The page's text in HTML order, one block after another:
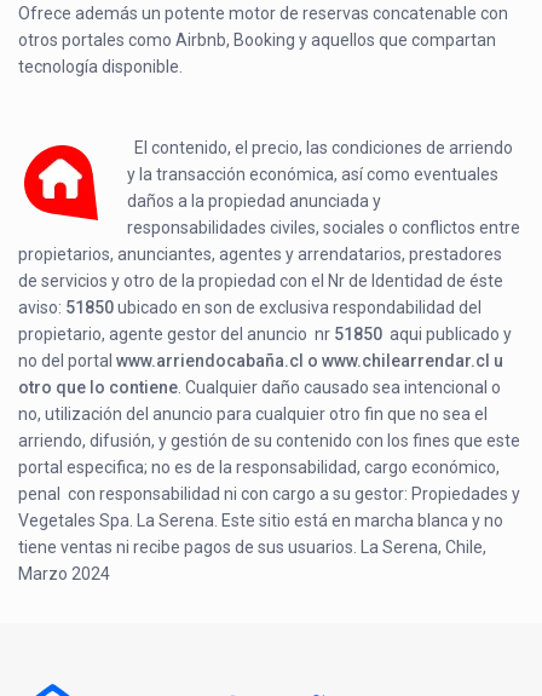
Ofrece además un potente motor de reservas concatenable con
otros portales como Airbnb, Booking y aquellos que compartan
tecnología disponible.
El contenido, el precio, las condiciones de arriendo
y la transacción económica, así como eventuales
daños a la propiedad anunciada y
responsabilidades civiles, sociales o conflictos entre
propietarios, anunciantes, agentes y arrendatarios, prestadores
de servicios y otro de la propiedad con el Nr de Identidad de éste
aviso: 51850ubicado enson de exclusiva respondabilidad del
propietario, agente gestor del anuncio nr 51850 aqui publicado y
no del portalwww.arriendocabaña.cl o www.chilearrendar.cl u
otro que lo contiene . Cualquier daño causado sea intencional o
no, utilización del anuncio para cualquier otro fin que no sea el
arriendo, difusión, y gestión de su contenido con los fines que este
portal especifica; no es de la responsabilidad, cargo económico,
penal con responsabilidad ni con cargo a su gestor: Propiedades y
Vegetales Spa. La Serena. Este sitio está en marcha blanca y no
tiene ventas ni recibe pagos de sus usuarios. La Serena, Chile,
Marzo 2024